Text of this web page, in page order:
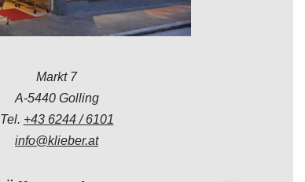
Markt 7
A-5440 Golling
Tel. +43 6244 / 6101
info@klieber.at